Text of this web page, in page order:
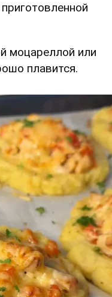
моцареллой или
плавится.